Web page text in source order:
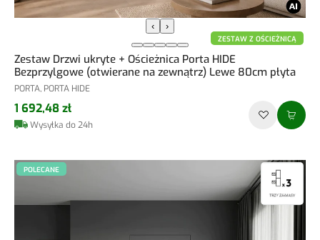
‹ ›
ZESTAW Z OŚCIEŻNICĄ
Zestaw Drzwi ukryte + Ościeżnica Porta HIDE
Bezprzylgowe (otwierane na zewnątrz) Lewe 80cm płyta
PORTA, PORTA HIDE
1 692,48 zł
Wysyłka do 24h
POLECANE